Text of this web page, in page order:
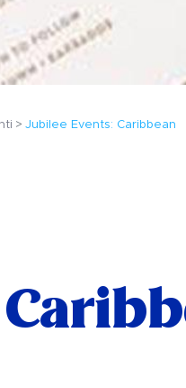
Jubilee Events: Caribbean